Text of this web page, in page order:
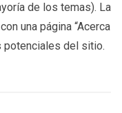
de los temas). La
una página “Acerca
potenciales del sitio.